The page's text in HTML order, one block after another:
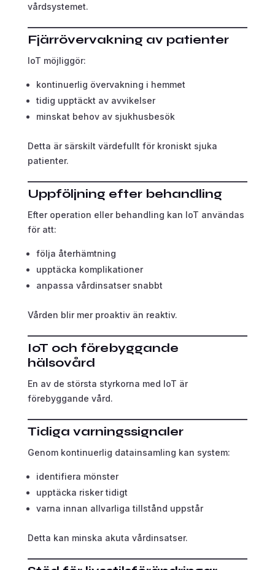
vårdsystemet.
Fjärrövervakning av patienter
IoT möjliggör:
kontinuerlig övervakning i hemmet
tidig upptäckt av avvikelser
minskat behov av sjukhusbesök
Detta är särskilt värdefullt för kroniskt sjuka
patienter.
Uppföljning efter behandling
Efter operation eller behandling kan IoT användas
för att:
följa återhämtning
upptäcka komplikationer
anpassa vårdinsatser snabbt
Vården blir mer proaktiv än reaktiv.
IoT och förebyggande
hälsovård
En av de största styrkorna med IoT är
förebyggande vård.
Tidiga varningssignaler
Genom kontinuerlig datainsamling kan system:
identifiera mönster
upptäcka risker tidigt
varna innan allvarliga tillstånd uppstår
Detta kan minska akuta vårdinsatser.